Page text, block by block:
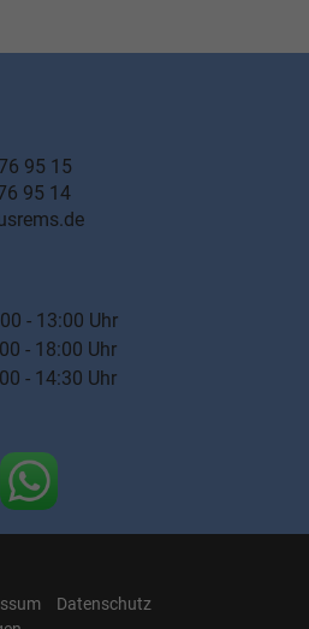
95 15
95 14
- 13:00 Uhr
Uhr
Uhr
Datenschutz